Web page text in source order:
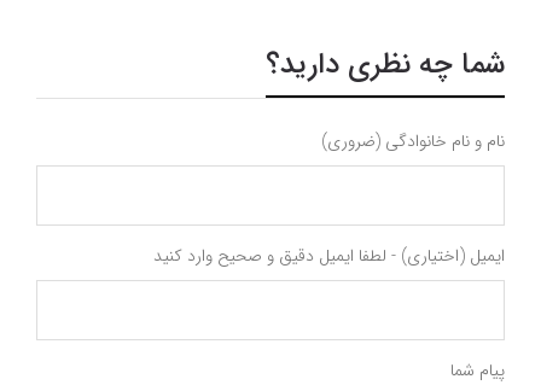
شما چه نظری دارید؟
نام و نام خانوادگی (ضروری)
ایمیل (اختیاری) - لطفا ایمیل دقیق و صحیح وارد کنید
پیام شما